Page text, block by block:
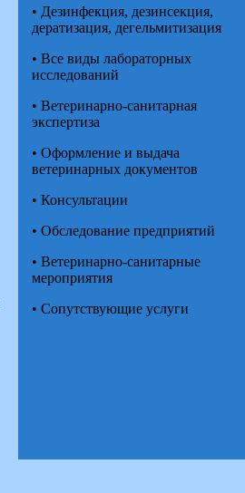
• Дезинфекция, дезинсекция,
дератизация, дегельмитизация
• Все виды лабораторных
исследований
• Ветеринарно-санитарная
экспертиза
• Оформление и выдача
ветеринарных документов
• Консультации
• Обследование предприятий
• Ветеринарно-санитарные
мероприятия
• Сопутствующие услуги